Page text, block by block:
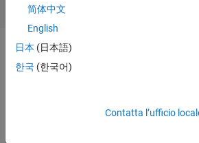
Come sfruttare l’IA generativa
acquisire competenze aggiuntive, come
简体中文
English
日本 (日本語)
한국 (한국어)
Contatta l’ufficio